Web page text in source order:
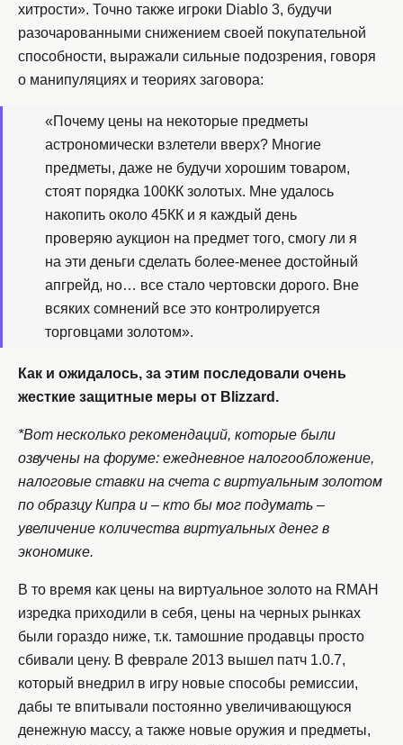
хитрости». Точно также игроки Diablo 3, будучи
разочарованными снижением своей покупательной
способности, выражали сильные подозрения, говоря
о манипуляциях и теориях заговора:
«Почему цены на некоторые предметы
астрономически взлетели вверх? Многие
предметы, даже не будучи хорошим товаром,
стоят порядка 100КК золотых. Мне удалось
накопить около 45КК и я каждый день
проверяю аукцион на предмет того, смогу ли я
на эти деньги сделать более-менее достойный
апгрейд, но… все стало чертовски дорого. Вне
всяких сомнений все это контролируется
торговцами золотом».
Как и ожидалось, за этим последовали очень
жесткие защитные меры от Blizzard.
*Вот несколько рекомендаций, которые были
озвучены на форуме: ежедневное налогообложение,
налоговые ставки на счета с виртуальным золотом
по образцу Кипра и – кто бы мог подумать –
увеличение количества виртуальных денег в
экономике.
В то время как цены на виртуальное золото на RMAH
изредка приходили в себя, цены на черных рынках
были гораздо ниже, т.к. тамошние продавцы просто
сбивали цену. В феврале 2013 вышел патч 1.0.7,
который внедрил в игру новые способы ремиссии,
дабы те впитывали постоянно увеличивающуюся
денежную массу, а также новые оружия и предметы,